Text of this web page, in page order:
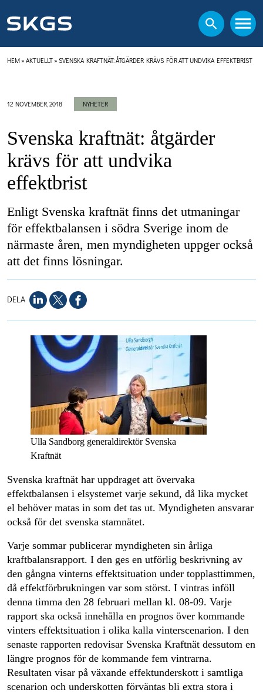
HEM» AKTUELLT» SVENSKA KRAFTNÄT: ÅTGÄRDER KRÄVS FÖR ATT UNDVIKA EFFEKTBRIST
12 NOVEMBER, 2018 NYHETER
Svenska kraftnät: åtgärder
krävs för att undvika
effektbrist
Enligt Svenska kraftnät finns det utmaningar
för effektbalansen i södra Sverige inom de
närmaste åren, men myndigheten uppger också
att det finns lösningar.
DELA
Ulla Sandborg generaldirektör Svenska
Kraftnät
Svenska kraftnät har uppdraget att övervaka
effektbalansen i elsystemet varje sekund, då lika mycket
el behöver matas in som det tas ut. Myndigheten ansvarar
också för det svenska stamnätet.
Varje sommar publicerar myndigheten sin årliga
kraftbalansrapport. I den ges en utförlig beskrivning av
den gångna vinterns effektsituation under topplasttimmen,
då effektförbrukningen var som störst. I vintras inföll
denna timma den 28 februari mellan kl. 08-09. Varje
rapport ska också innehålla en prognos över kommande
vinters effektsituation i olika kalla vinterscenarion. I den
senaste rapporten redovisar Svenska Kraftnät dessutom en
längre prognos för de kommande fem vintrarna.
Resultaten visar på växande effektunderskott i samtliga
scenarion och underskotten förväntas bli extra stora i